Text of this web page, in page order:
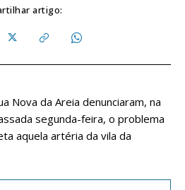
artigo:
Nova da Areia denunciaram, na
segunda-feira, o problema
aquela artéria da vila da